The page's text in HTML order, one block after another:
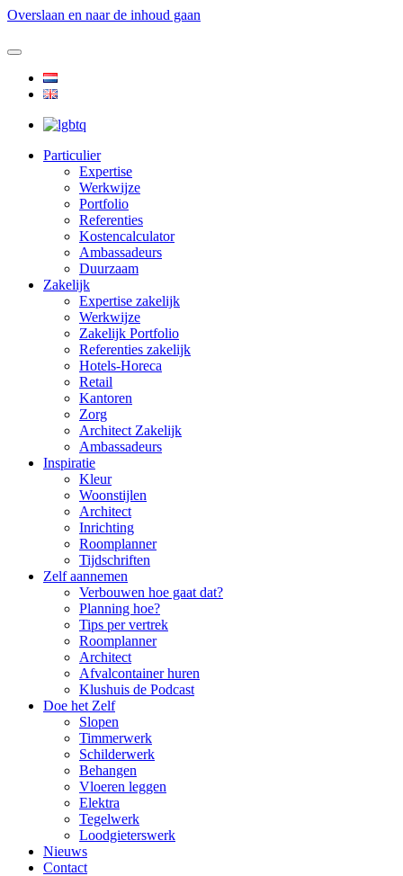
Overslaan en naar de inhoud gaan
Particulier
Expertise
Werkwijze
Portfolio
Referenties
Kostencalculator
Ambassadeurs
Duurzaam
Zakelijk
Expertise zakelijk
Werkwijze
Zakelijk Portfolio
Referenties zakelijk
Hotels-Horeca
Retail
Kantoren
Zorg
Architect Zakelijk
Ambassadeurs
Inspiratie
Kleur
Woonstijlen
Architect
Inrichting
Roomplanner
Tijdschriften
Zelf aannemen
Verbouwen hoe gaat dat?
Planning hoe?
Tips per vertrek
Roomplanner
Architect
Afvalcontainer huren
Klushuis de Podcast
Doe het Zelf
Slopen
Timmerwerk
Schilderwerk
Behangen
Vloeren leggen
Elektra
Tegelwerk
Loodgieterswerk
Nieuws
Contact